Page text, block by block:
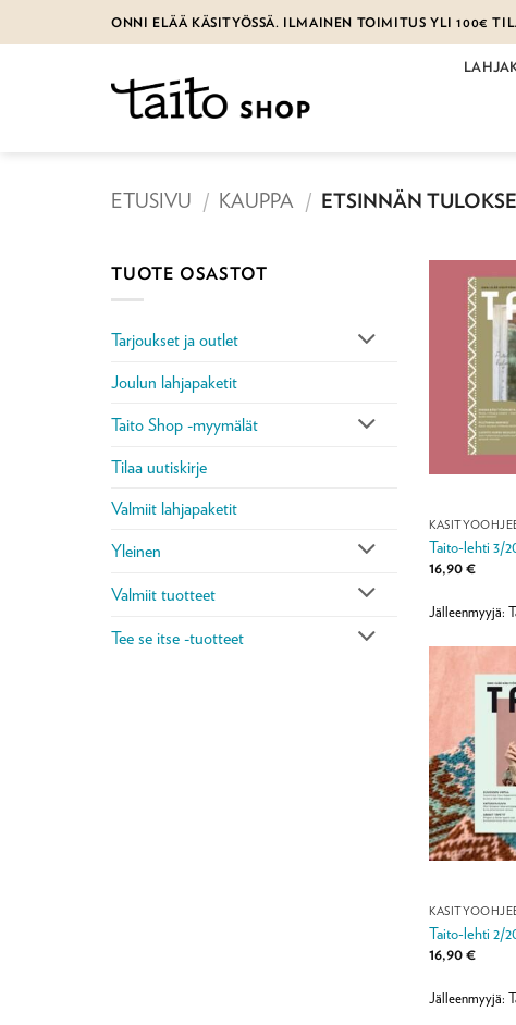
to
ONNI ELÄÄ KÄSITYÖSSÄ. ILMAINEN TOIMITUS YLI 100€
ETUSIVU / KAUPPA / ETSINNÄN
TUOTE OSASTOT
Tarjoukset ja outlet
Joulun lahjapaketit
Taito Shop -myymälät
Tilaa uutiskirje
Valmiit lahjapaketit
Yleinen
Valmiit tuotteet
Tee se itse -tuotteet
Taito-lehti 3/
16,90€
Jälleenmyyjä:
Taito-lehti 2/
16,90€
Jälleenmyyjä: